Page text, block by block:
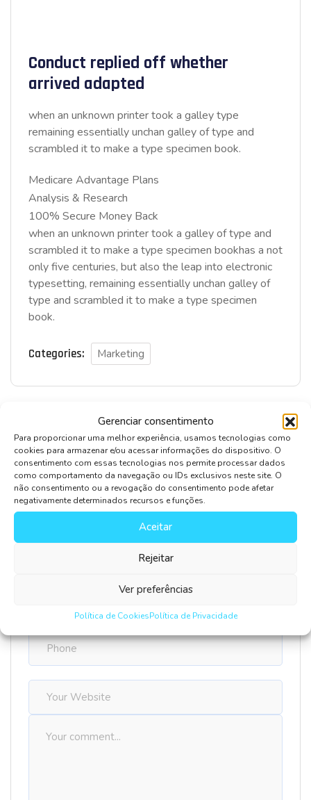
Gerenciar consentimento
Para proporcionar uma melhor experiência, usamos tecnologias como
cookies para armazenar e/ou acessar informações do dispositivo. O
consentimento com essas tecnologias nos permite processar dados
como comportamento da navegação ou IDs exclusivos neste site. O
não consentimento ou a revogação do consentimento pode afetar
negativamente determinados recursos e funções.
Aceitar
Rejeitar
Ver preferências
Política de CookiesPolítica de Privacidade
Conduct replied off whether
arrived adapted
when an unknown printer took a galley type
remaining essentially unchan galley of type and
scrambled it to make a type specimen book.
Medicare Advantage Plans
Analysis & Research
100% Secure Money Back
when an unknown printer took a galley of type and
scrambled it to make a type specimen bookhas a not
only five centuries, but also the leap into electronic
typesetting, remaining essentially unchan galley of
type and scrambled it to make a type specimen
book.
Categories: Marketing
Leave Comment
vez que eu comentar.